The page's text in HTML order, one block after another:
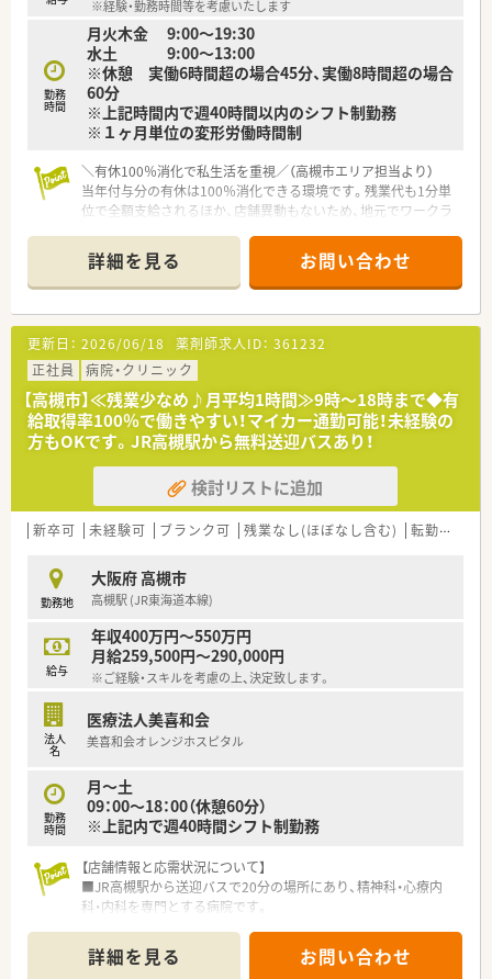
■在籍する薬剤師は30代前半から40代前半の5名全員が女性で
あり、お互いに助け合いながら和やかに業務をこなしています。
■子育て世代の薬剤師も多く活躍しており、急な体調不良や家庭
の用事の際にもスタッフ間で協力してシフトを調整していま
す。
※経験・勤務時間等を考慮いたします
勤務
時間
月火木金 9:00～19:30
水土 9:00～13:00
※休憩 実働6時間超の場合45分、実働8時間超の場合
60分
※上記時間内で週40時間以内のシフト制勤務
※１ヶ月単位の変形労働時間制
＼有休100％消化で私生活を重視／（高槻市エリア担当より）
当年付与分の有休は100％消化できる環境です。残業代も1分単
位で全額支給されるほか、店舗異動もないため、地元でワークラ
＊------------------------------------------＊
【店舗情報と応需状況について】
■JR東海道本線の高槻駅から自転車で2分ほどに位置しており、
阪急高槻市駅からも近く2WAYアクセスが可能な好立地です。
■2023年5月に開局した非常に綺麗な店舗で、入居するマンショ
ンも含めて清潔感があり広々とした待合室が自慢の薬局です。
■主に循環器内科や小児科のほか整形外科、歯科の処方箋を1日
平均70枚から80枚ほど応需しており、整理整頓が徹底されてい
ます。
【想定される業務内容】
■処方箋に基づく正確な調剤や細心の注意を払った監査、および
患者様の気持ちに優しく寄り添った丁寧な服薬指導を行いま
す。
■全店で施設在宅業務に注力しており、正社員として調剤や準備
■店舗の声を反映して最新の調剤機器が積極的に導入されてお
り、レセコンや各種監査システムを操作しながら業務を行いま
す。
【職場環境と雰囲気】
■在籍する薬剤師や医療事務のスタッフ全員がとても感じがよ
く、新しく入職される方もすぐに馴染める温かい店舗です。
やり取りなどの雑務をすべて巻き取ってくれる環境です。
■幅広い年代のスタッフが活躍しており、様々なライフイベント
詳細を見る お問い合わせ
更新日： 2026/06/18 薬剤師求人ID： 361232
正社員
病院・クリニック
【高槻市】≪残業少なめ♪月平均1時間≫9時～18時まで◆有
給取得率100％で働きやすい！マイカー通勤可能！未経験の
方もOKです。JR高槻駅から無料送迎バスあり！
検討リストに追加
新卒可 未経験可 ブランク可 残業なし(ほぼなし含む) 転勤なし
勤務地
大阪府 高槻市
高槻駅 (JR東海道本線)
給与
年収400万円～550万円
月給259,500円～290,000円
※ご経験・スキルを考慮の上、決定致します。
法人
名
医療法人美喜和会
美喜和会オレンジホスピタル
勤務
時間
月～土
09：00～18：00（休憩60分）
※上記内で週40時間シフト制勤務
【店舗情報と応需状況について】
■JR高槻駅から送迎バスで20分の場所にあり、精神科・心療内
科・内科を専門とする病院です。
薬学的管理を行っています。
■現在は常勤薬剤師2名とパート薬剤師2名の体制で、常時2名か
詳細を見る お問い合わせ